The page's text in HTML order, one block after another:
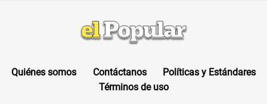
Quiénes somos Contáctanos
Políticas y Estándares
Términos de uso